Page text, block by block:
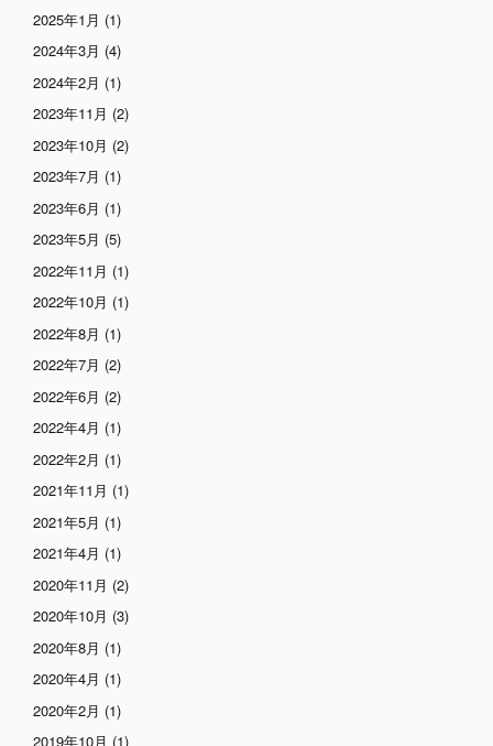
2025年1月 (1)
2024年3月 (4)
2024年2月 (1)
2023年11月 (2)
2023年10月 (2)
2023年7月 (1)
2023年6月 (1)
2023年5月 (5)
2022年11月 (1)
2022年10月 (1)
2022年8月 (1)
2022年7月 (2)
2022年6月 (2)
2022年4月 (1)
2022年2月 (1)
2021年11月 (1)
2021年5月 (1)
2021年4月 (1)
2020年11月 (2)
2020年10月 (3)
2020年8月 (1)
2020年4月 (1)
2020年2月 (1)
2019年10月 (1)